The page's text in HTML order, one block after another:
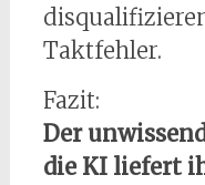
Taktfehler.
Fazit:
Der
die KI liefert